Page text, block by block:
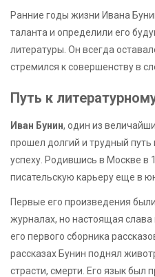
Ранние годы жизни Ивана
таланта и определили его
литературы. Он всегда
стремился к совершенству в
Путь к
Иван Бунин, один из
прошел долгий и трудный путь
успеху. Родившись в Москве в
писательскую карьеру еще в
Первые его произведения
журналах, но настоящая
его первого сборника
рассказах Бунин поднял
страсти, смерти. Его язык был